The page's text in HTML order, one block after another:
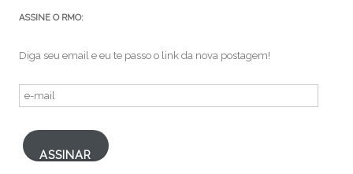
ASSINE O RMO:
Diga seu email e eu te passo o link da nova postagem!
e-
ASSINAR